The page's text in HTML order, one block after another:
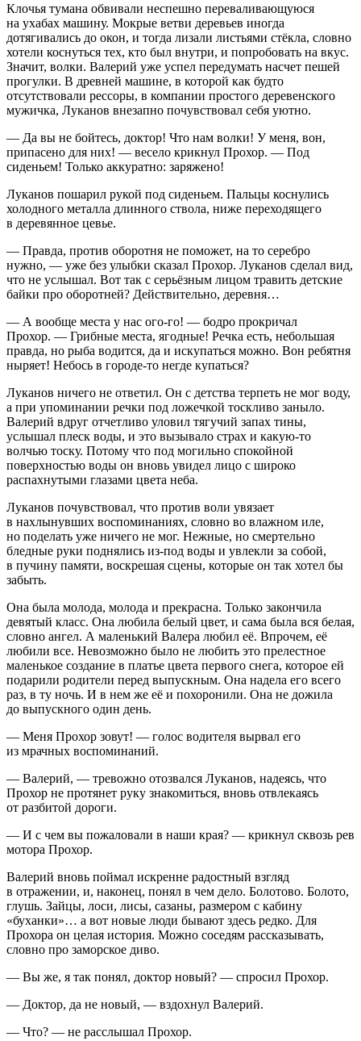
Клочья тумана обвивали неспешно переваливающуюся
на ухабах машину. Мокрые ветви деревьев иногда
дотягивались до окон, и тогда лизали листьями стёкла, словно
хотели коснуться тех, кто был внутри, и попробовать на вкус.
Значит, волки. Валерий уже успел передумать насчет пешей
прогулки. В древней машине, в которой как будто
отсутствовали рессоры, в компании простого деревенского
мужичка, Луканов внезапно почувствовал себя уютно.
— Да вы не бойтесь, доктор! Что нам волки! У меня, вон,
припасено для них! — весело крикнул Прохор. — Под
сиденьем! Только аккуратно: заряжено!
Луканов пошарил рукой под сиденьем. Пальцы коснулись
холодного металла длинного ствола, ниже переходящего
в деревянное цевье.
— Правда, против оборотня не поможет, на то серебро
нужно, — уже без улыбки сказал Прохор. Луканов сделал вид,
что не услышал. Вот так с серьёзным лицом травить детские
байки про оборотней? Действительно, деревня…
— А вообще места у нас ого-го! — бодро прокричал
Прохор. — Грибные места, ягодные! Речка есть, небольшая
правда, но рыба водится, да и искупаться можно. Вон ребятня
ныряет! Небось в городе-то негде купаться?
Луканов ничего не ответил. Он с детства терпеть не мог воду,
а при упоминании речки под ложечкой тоскливо заныло.
Валерий вдруг отчетливо уловил тягучий запах тины,
услышал плеск воды, и это вызывало страх и какую-то
волчью тоску. Потому что под могильно спокойной
поверхностью воды он вновь увидел лицо с широко
распахнутыми глазами цвета неба.
Луканов почувствовал, что против воли увязает
в нахлынувших воспоминаниях, словно во влажном иле,
но поделать уже ничего не мог. Нежные, но смертельно
бледные руки поднялись из-под воды и увлекли за собой,
в пучину памяти, воскрешая сцены, которые он так хотел бы
забыть.
Она была молода, молода и прекрасна. Только закончила
девятый класс. Она любила белый цвет, и сама была вся белая,
словно ангел. А маленький Валера любил её. Впрочем, её
любили все. Невозможно было не любить это прелестное
маленькое создание в платье цвета первого снега, которое ей
подарили родители перед выпускным. Она надела его всего
раз, в ту ночь. И в нем же её и похоронили. Она не дожила
до выпускного один день.
— Меня Прохор зовут! — голос водителя вырвал его
из мрачных воспоминаний.
— Валерий, — тревожно отозвался Луканов, надеясь, что
Прохор не протянет руку знакомиться, вновь отвлекаясь
от разбитой дороги.
— И с чем вы пожаловали в наши края? — крикнул сквозь рев
мотора Прохор.
Валерий вновь поймал искренне радостный взгляд
в отражении, и, наконец, понял в чем дело. Болотово. Болото,
глушь. Зайцы, лоси, лисы, сазаны, размером с кабину
«буханки»… а вот новые люди бывают здесь редко. Для
Прохора он целая история. Можно соседям рассказывать,
словно про заморское диво.
— Вы же, я так понял, доктор новый? — спросил Прохор.
— Доктор, да не новый, — вздохнул Валерий.
— Что? — не расслышал Прохор.